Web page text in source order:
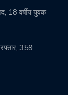
18 वर्षीय युवक
359